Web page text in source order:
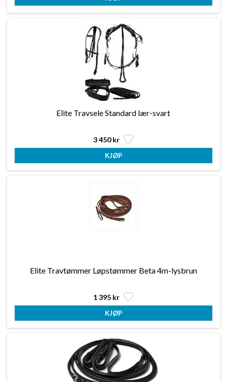
Elite Travsele Standard lær-svart
3 450 kr
Elite Travtømmer Løpstømmer Beta 4m-lysbrun
1 395 kr